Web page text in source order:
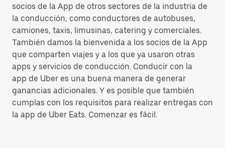
socios de la App de otros sectores de la industria de
la conducción, como conductores de autobuses,
camiones, taxis, limusinas, catering y comerciales.
También damos la bienvenida a los socios de la App
que comparten viajes y a los que ya usaron otras
apps y servicios de conducción. Conducir con la
app de Uber es una buena manera de generar
ganancias adicionales. Y es posible que también
cumplas con los requisitos para realizar entregas con
la app de Uber Eats. Comenzar es fácil.